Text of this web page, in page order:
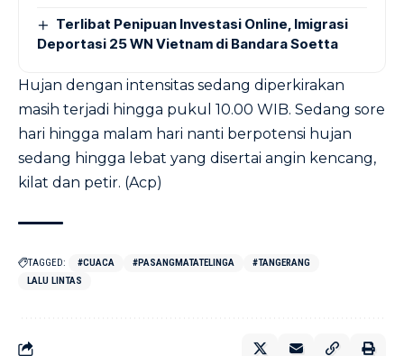
Terlibat Penipuan Investasi Online, Imigrasi
Deportasi 25 WN Vietnam di Bandara Soetta
Hujan dengan intensitas sedang diperkirakan
masih terjadi hingga pukul 10.00 WIB. Sedang sore
hari hingga malam hari nanti berpotensi hujan
sedang hingga lebat yang disertai angin kencang,
kilat dan petir. (Acp)
TAGGED: #CUACA #PASANGMATATELINGA
#TANGERANG
LALU LINTAS